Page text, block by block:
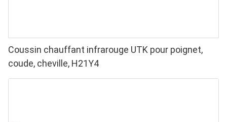
Coussin chauffant infrarouge UTK pour poignet,
coude, cheville, H21Y4